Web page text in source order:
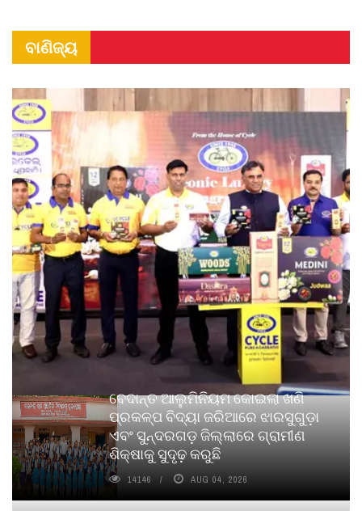
ବାଣିଜ୍ୟ
ବେଦାନ୍ତ ଆଲୁମିନିୟମ କୋଇଲା ଖଣି
ପ୍ରକଳ୍ପ ବିଦ୍ୟା ଜରିଆରେ ଝାରସୁଗୁଡ଼ା
ଏବଂ ସୁନ୍ଦରଗଡ଼ ଜିଲ୍ଲାରେ ଗ୍ରାମୀଣ
ଶିକ୍ଷାକୁ ସୁଦୃଢ଼ କରୁଛି
14146 AUG 04, 2026